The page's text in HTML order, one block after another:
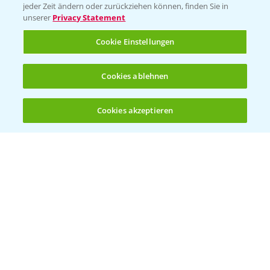
(noch 4)
Sammelstellen und Termine
Kontakt & Notfall
Beratung auf WhatsApp
+49 (0)174 346 564 1
jeder Zeit ändern oder zurückziehen können, finden Sie in
unserer Privacy Statement
Cookie Einstellungen
Cookies ablehnen
Cookies akzeptieren